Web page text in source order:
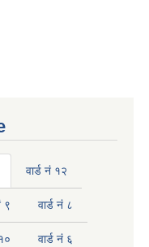
वार्ड नं १२
९ वार्ड नं ८
वार्ड नं ६